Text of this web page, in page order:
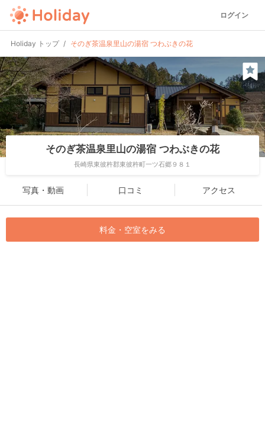
ログイン
Holiday トップ そのぎ茶温泉里山の湯宿 つわぶきの花
そのぎ茶温泉里山の湯宿 つわぶきの花
長崎県東彼杵郡東彼杵町一ツ石郷９８１
写真・動画 口コミ アクセス
料金・空室をみる